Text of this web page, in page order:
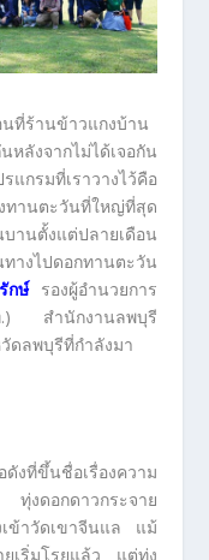
ที่ร้านข้าวแกงบ้าน
ลังจากไม่ได้เจอกัน
กรมที่เราวางไว้คือ
ทานตะวันที่ใหญ่ที่สุด
นตั้งแต่ปลายเดือน
างไปดอกทานตะวัน
กษ์รองผู้อำนวยการ
.) สำนักงานลพบุรี
ดลพบุรีที่กำลังมา
ที่ขึ้นชื่อเรื่องความ
งดอกดาวกระจาย
ข้าวัดเขาจีนแล แม้
ยเริ่มโรยแล้ว แต่ทุ่ง